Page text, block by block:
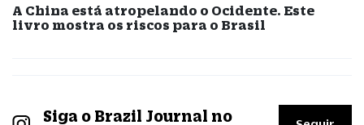
A China está atropelando o Ocidente. Este
livro mostra os riscos para o Brasil
Siga o Brazil Journal no